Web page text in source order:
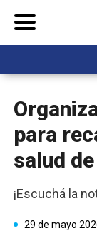
para
salud
¡Escuchá la
29 de mayo